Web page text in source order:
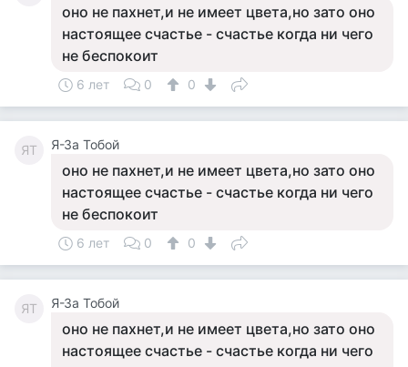
оно не пахнет,и не имеет цвета,но зато оно
настоящее счастье - счастье когда ни чего
не беспокоит
6 лет 0 0
ЯТ Я-За Тобой
оно не пахнет,и не имеет цвета,но зато оно
настоящее счастье - счастье когда ни чего
не беспокоит
6 лет 0 0
ЯТ Я-За Тобой
оно не пахнет,и не имеет цвета,но зато оно
настоящее счастье - счастье когда ни чего